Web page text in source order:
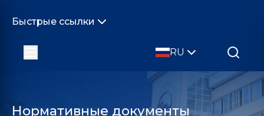
Быстрые ссылки
RU
Нормативные документы